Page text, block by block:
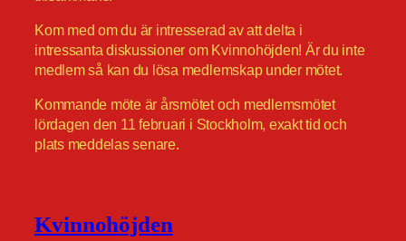
Kom med om du är intresserad av att delta i
intressanta diskussioner om Kvinnohöjden! Är du inte
medlem så kan du lösa medlemskap under mötet.
Kommande möte är årsmötet och medlemsmötet
lördagen den 11 februari i Stockholm, exakt tid och
plats meddelas senare.
Kvinnohöjden